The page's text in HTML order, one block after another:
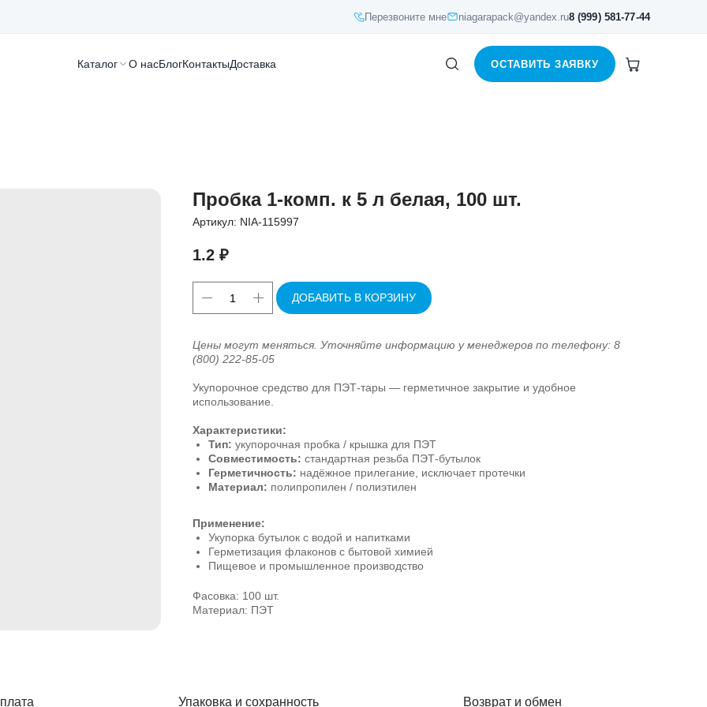
Перезвоните мне niagarapack@yandex.ru8 (999) 581-77-44
Каталог О насБлогКонтактыДоставка ОСТАВИТЬ ЗАЯВКУ
Пробка 1-комп. к 5 л белая, 100 шт.
Артикул: NIA-115997
1.2 ₽
ДОБАВИТЬ В КОРЗИНУ
Цены могут меняться. Уточняйте информацию у менеджеров по телефону: 8
(800) 222-85-05
Укупорочное средство для ПЭТ-тары — герметичное закрытие и удобное
использование.
Характеристики:
Тип: укупорочная пробка / крышка для ПЭТ
Совместимость: стандартная резьба ПЭТ-бутылок
Герметичность: надёжное прилегание, исключает протечки
Материал: полипропилен / полиэтилен
Применение:
Укупорка бутылок с водой и напитками
Герметизация флаконов с бытовой химией
Пищевое и промышленное производство
Фасовка: 100 шт.
Материал: ПЭТ
Упаковка и сохранность Возврат и обмен